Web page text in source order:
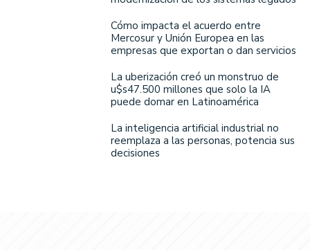
Cómo impacta el acuerdo entre
Mercosur y Unión Europea en las
empresas que exportan o dan servicios
La uberización creó un monstruo de
u$s47.500 millones que solo la IA
puede domar en Latinoamérica
La inteligencia artificial industrial no
reemplaza a las personas, potencia sus
decisiones